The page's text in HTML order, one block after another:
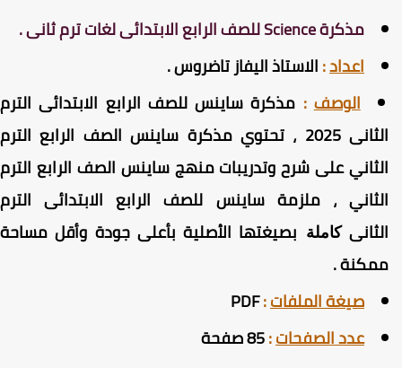
مذكرة Science للصف الرابع الابتدائى لغات ترم ثانى .
اعداد:الاستاذ اليفاز تاضروس .
الوصف:مذكرة ساينس للصف الرابع الابتدائى الترم
الثانى 2025 ، تحتوي مذكرة ساينس الصف الرابع الترم
على شرح وتدريبات منهج ساينس الصف الرابع الترم
، ملزمة ساينس للصف الرابع الابتدائى الترم
كاملةبصيغتها الأصلية بأعلى جودة وأقل مساحة
.
صيغة الملفات:
PDF
عدد الصفحات:85 صفحة